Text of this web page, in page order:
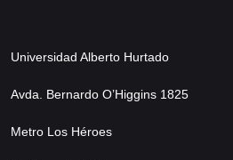
Universidad Alberto Hurtado
Avda. Bernardo O’Higgins 1825
Metro Los Héroes